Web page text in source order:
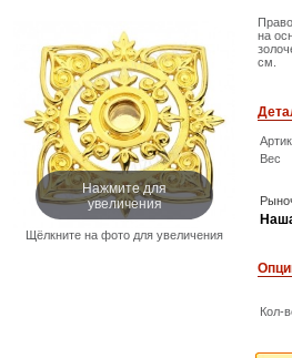
Нажмите для
увеличения
Щёлкните на фото для увеличения
на
см.
Вес
Кол-